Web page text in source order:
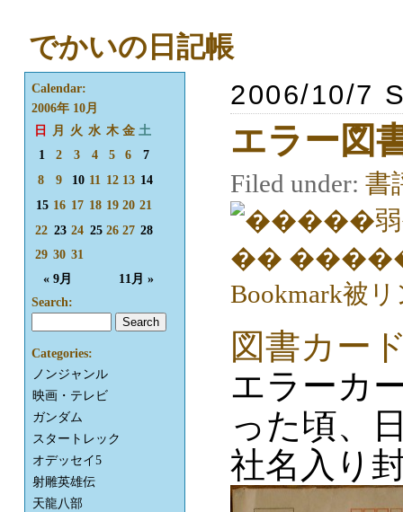
でかいの日記帳
2006/10/7
エラー図
Filed under: 書
図書カー
エラーカ
った頃、
社名入り
Calendar:
2006年 10月
日
月 火 水 木 金 土
« 9月 11月 »
1 2 3 4 5 6
7
8
9 10 11 12 13 14
15 16 17 18 19 20 21
22 23 24 25 26 27 28
29 30 31
Search:
Categories:
ノンジャンル
映画・テレビ
ガンダム
スタートレック
オデッセイ5
射雕英雄伝
天龍八部